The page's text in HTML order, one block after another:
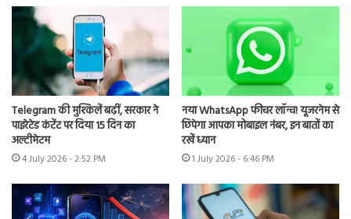
Telegram की मुश्किलें बढ़ीं, सरकार ने
पाइरेटेड कंटेंट पर दिया 15 दिन का
अल्टीमेटम
4 July 2026 - 2:52 PM
नया WhatsApp फीचर लॉन्च! यूजरनेम से
छिपेगा आपका मोबाइल नंबर, इन बातों का
रखें ध्यान
1 July 2026 - 6:46 PM